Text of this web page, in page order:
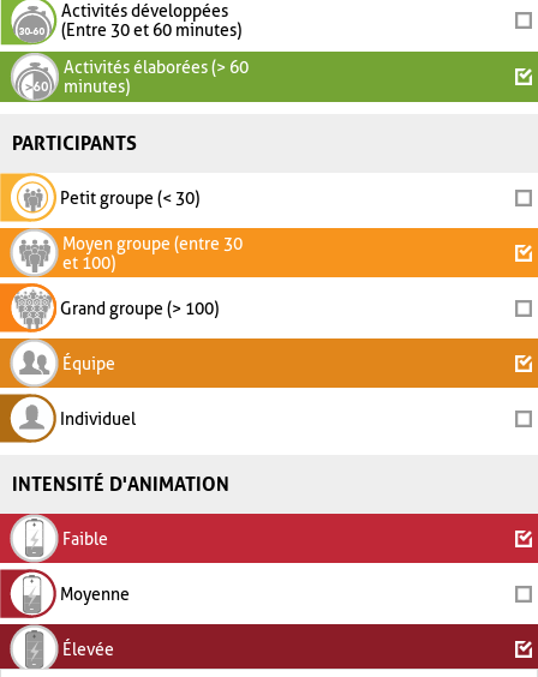
Activités développées
(Entre 30 et 60 minutes)
Activités élaborées (> 60
minutes)
PARTICIPANTS
Petit groupe (< 30)
Moyen groupe (entre 30
et 100)
Grand groupe (> 100)
Équipe
Individuel
INTENSITÉ D'ANIMATION
Faible
Moyenne
Élevée